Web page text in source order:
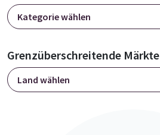
Kategorie wählen
Grenzüberschreitende Märkte
Land wählen